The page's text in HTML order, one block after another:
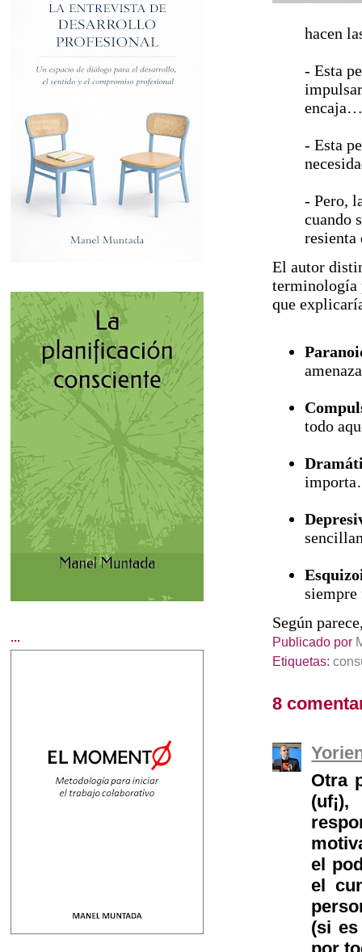
hacen
- Esta
encaja…
- Esta
- Pero,
cuando
resienta
El autor
terminología
que
todo
siempre
Según
Publicado por
Etiquetas:
8
Otra
el
el
(si
...